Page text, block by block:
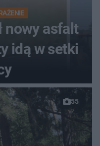
nowy asfalt
idą w setki
55